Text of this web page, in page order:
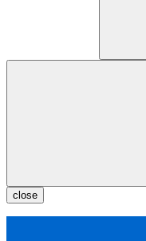
close